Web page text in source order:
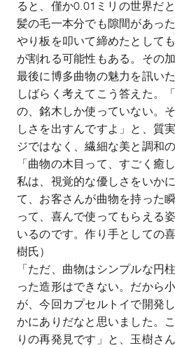
ると、僅か0.01 ミリの世界だ
髪の毛一本分でも隙間があっ
やり板を叩いて締めたとして
が割れる可能性もある。その
最後に博多曲物の魅力を訊い
しばらく考えてこう答えた。
の、銘木しか使っていない。
しさを出すんですよ」と、質
ジではなく、繊細な美と調和
「曲物の木目って、すごく癒
私は、視覚的な優しさをいか
て、お客さんが曲物を持った
って、喜んで使ってもらえる
いるのです。作り手としての
樹氏）
「ただ、曲物はシンプルな円
った造形はできない。だから
が、今回カプセルトイで開発
かにありだなと思いました。
りの再発見です」と、玉樹さ